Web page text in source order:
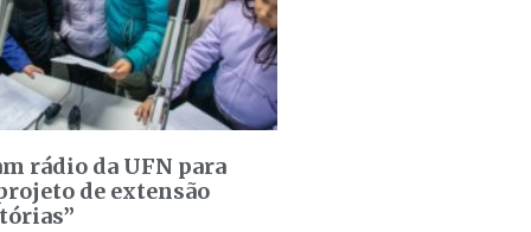
rádio da UFN para
de extensão